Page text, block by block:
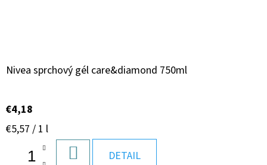
Nivea sprchový gél care&diamond 750ml
€4,18
Jednotková
€5,57 / 1 l
DETAIL